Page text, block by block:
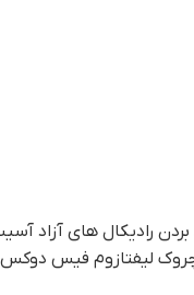
بردن رادیکال های
لیفتازوم فیس